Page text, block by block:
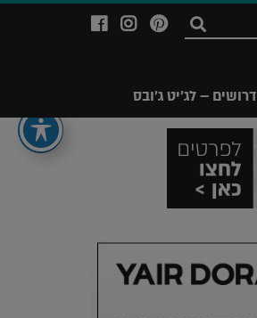
דרושים – לג'יט ג'ובס
חפש
לעמוד
של
לעמוד
לג'יט
Legit